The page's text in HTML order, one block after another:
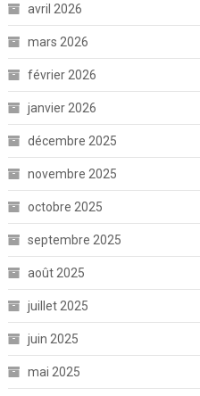
avril 2026
mars 2026
février 2026
janvier 2026
décembre 2025
novembre 2025
octobre 2025
septembre 2025
août 2025
juillet 2025
juin 2025
mai 2025